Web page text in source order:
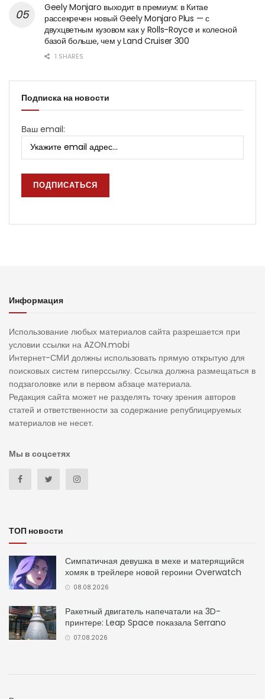
Geely Monjaro выходит в премиум: в Китае
рассекречен новый Geely Monjaro Plus — с
двухцветным кузовом как у Rolls-Royce и колесной
базой больше, чем у Land Cruiser 300
1 SHARES
Подписка на новости
Ваш email:
Информация
Использование любых материалов сайта разрешается при
условии ссылки на AZON.mobi
Интернет-СМИ должны использовать прямую открытую для
поисковых систем гиперссылку. Ссылка должна размещаться в
подзаголовке или в первом абзаце материала.
Редакция сайта может не разделять точку зрения авторов
статей и ответственности за содержание републицируемых
материалов не несет.
Мы в соцсетях
ТОП новости
Симпатичная девушка в мехе и матерящийся
хомяк в трейлере новой героини Overwatch
08.08.2026
Ракетный двигатель напечатали на 3D-
принтере: Leap Space показала Serrano
07.08.2026